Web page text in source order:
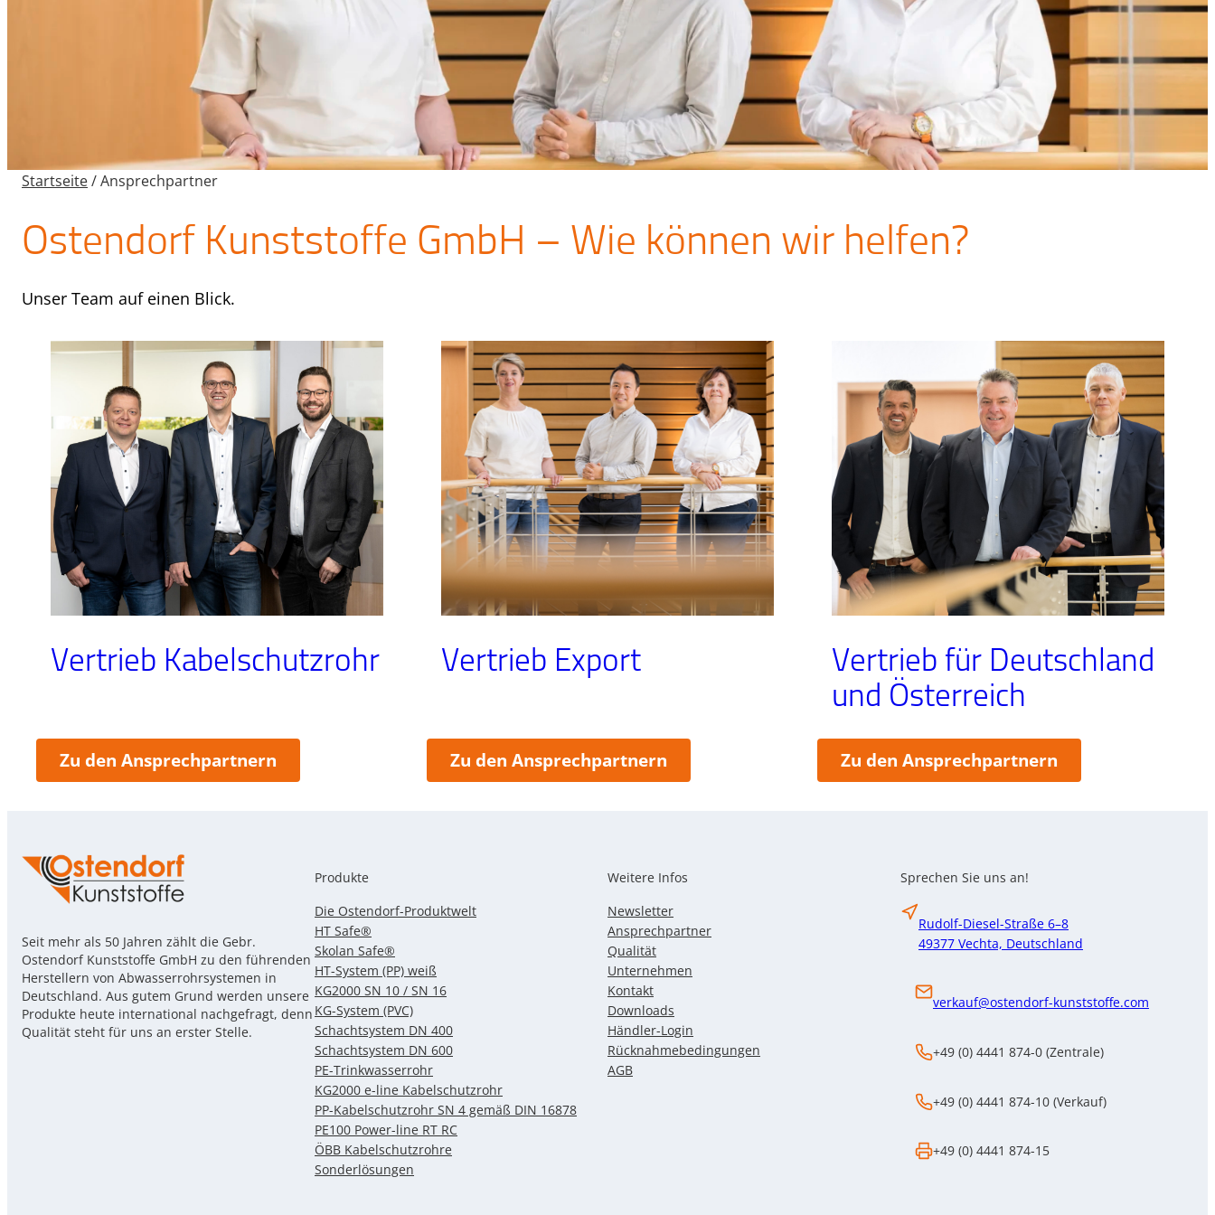
Startseite/Ansprechpartner
Ostendorf Kunststoffe GmbH – Wie können wir helfen?
Unser Team auf einen Blick.
Vertrieb Kabelschutzrohr
Zu den Ansprechpartnern
Vertrieb
Vertrieb Export
Zu den Ansprechpartnern
Vertrieb
Vertrieb für Deutschland
und Österreich
Zu den Ansprechpartnern
Vertrieb
Seit mehr als 50 Jahren zählt die Gebr.
Ostendorf Kunststoffe GmbH zu den führenden
Herstellern von Abwasserrohrsystemen in
Deutschland. Aus gutem Grund werden unsere
Produkte heute international nachgefragt, denn
Qualität steht für uns an erster Stelle.
Produkte
Die Ostendorf-Produktwelt
HT Safe®
Skolan Safe®
HT-System (PP) weiß
KG2000 SN 10 / SN 16
KG-System (PVC)
Schachtsystem DN 400
Schachtsystem DN 600
PE-Trinkwasserrohr
KG2000 e-line Kabelschutzrohr
PP-Kabelschutzrohr SN 4 gemäß DIN 16878
PE100 Power-line RT RC
ÖBB Kabelschutzrohre
Sonderlösungen
Weitere Infos
Newsletter
Ansprechpartner
Qualität
Unternehmen
Kontakt
Downloads
Händler-Login
Rücknahmebedingungen
AGB
Sprechen Sie uns an!
Rudolf-Diesel-Straße 6–8
49377 Vechta, Deutschland
verkauf@ostendorf-kunststoffe.com
+49 (0) 4441 874-0 (Zentrale)
+49 (0) 4441 874-10 (Verkauf)
+49 (0) 4441 874-15